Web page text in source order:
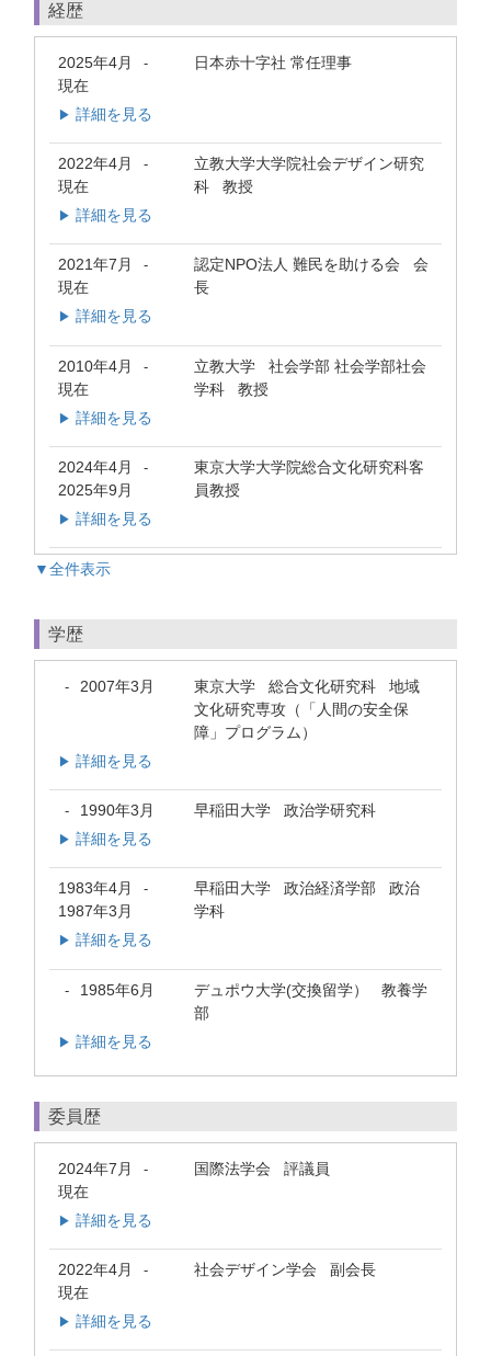
経歴
2025年4月 -
現在
日本赤十字社 常任理事
▶ 詳細を見る
2022年4月 -
現在
立教大学大学院社会デザイン研究
科 教授
▶ 詳細を見る
2021年7月 -
現在
認定NPO法人 難民を助ける会 会
長
▶ 詳細を見る
2010年4月 -
現在
立教大学 社会学部 社会学部社会
学科 教授
▶ 詳細を見る
2024年4月 -
2025年9月
東京大学大学院総合文化研究科客
員教授
▶ 詳細を見る
▼全件表示
学歴
- 2007年3月
東京大学 総合文化研究科 地域
文化研究専攻（「人間の安全保
障」プログラム）
▶ 詳細を見る
- 1990年3月 早稲田大学 政治学研究科
▶ 詳細を見る
1983年4月 -
1987年3月
早稲田大学 政治経済学部 政治
学科
▶ 詳細を見る
- 1985年6月
デュポウ大学(交換留学） 教養学
部
▶ 詳細を見る
委員歴
2024年7月 -
現在
国際法学会 評議員
▶ 詳細を見る
2022年4月 -
現在
社会デザイン学会 副会長
▶ 詳細を見る